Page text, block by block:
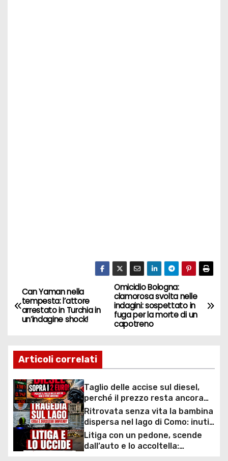
N
a
i
g
a
z
i
Omicidio Bologna:
clamorosa svolta nelle
indagini: sospettato in
fuga per la morte di un
capotreno
Can Yaman nella
tempesta: l’attore
arrestato in Turchia in
un’indagine shock!
Articoli correlati
Taglio delle accise sul diesel,
perché il prezzo resta ancora
sopra i 2 euro nonostante lo
sconto deciso dal Governo
Ritrovata senza vita la bambina
dispersa nel lago di Como: inutili
ore di ricerche dei
sommozzatori
Litiga con un pedone, scende
dall’auto e lo accoltella: